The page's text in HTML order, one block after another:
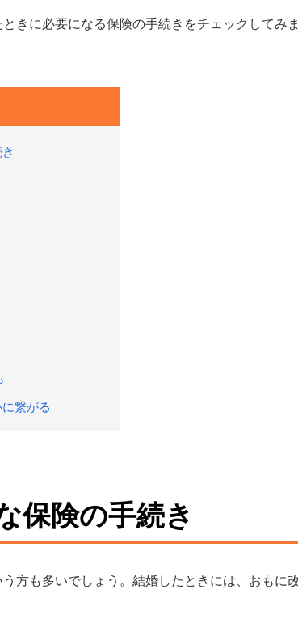
きに必要になる保険の手続きをチェックしてみ
繋がる
保険の手続き
方も多いでしょう。結婚したときには、おもに